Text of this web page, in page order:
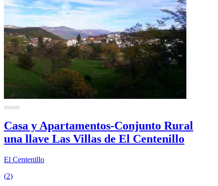
Casa y Apartamentos-Conjunto Rural
una llave Las Villas de El Centenillo
El Centenillo
(2)